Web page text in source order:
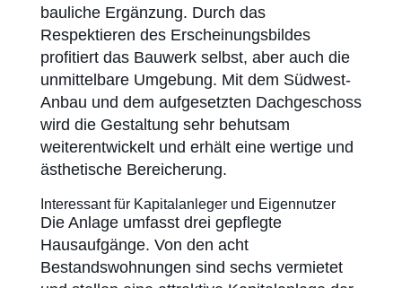
bauliche Ergänzung. Durch das
Respektieren des Erscheinungsbildes
profitiert das Bauwerk selbst, aber auch die
unmittelbare Umgebung. Mit dem Südwest-
Anbau und dem aufgesetzten Dachgeschoss
wird die Gestaltung sehr behutsam
weiterentwickelt und erhält eine wertige und
ästhetische Bereicherung.
Interessant für Kapitalanleger und Eigennutzer
Die Anlage umfasst drei gepflegte
Hausaufgänge. Von den acht
Bestandswohnungen sind sechs vermietet